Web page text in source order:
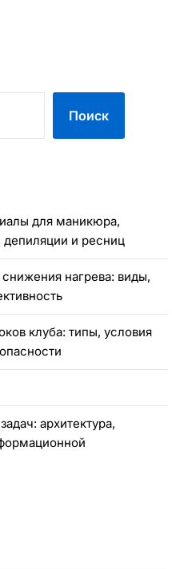
Поиск
для маникюра,
и ресниц
нагрева: виды,
клуба: типы, условия
архитектура,